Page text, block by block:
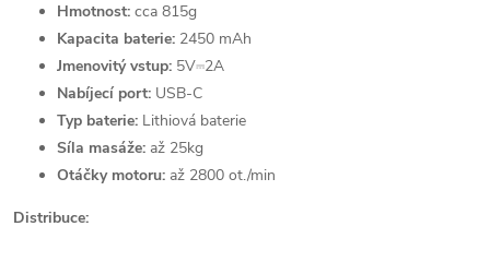
Hmotnost: cca 815g
Kapacita baterie: 2450 mAh
Jmenovitý vstup: 5V⎓2A
Nabíjecí port: USB-C
Typ baterie: Lithiová baterie
Síla masáže: až 25kg
Otáčky motoru: až 2800 ot./min
Distribuce: